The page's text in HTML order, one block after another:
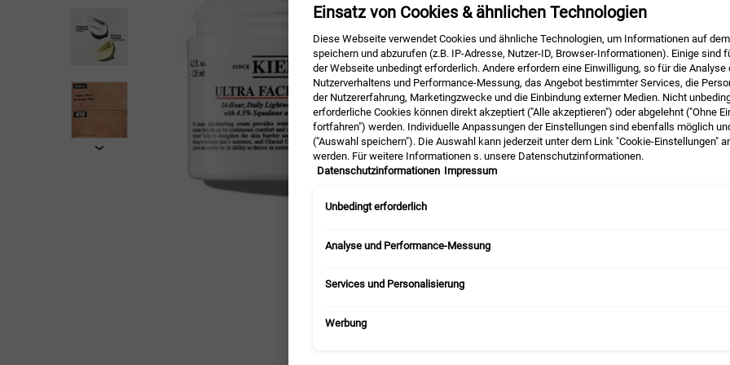
Maximum Hydration Duo - Bild
−
Anzahl
+
DIESES SET ENTHÄLT
Einsatz von Cookies & ähnlichen Technologien
Diese Webseite verwendet Cookies und ähnliche Technologien, um Informationen auf
speichern und abzurufen (z.B. IP-Adresse, Nutzer-ID, Browser-Informationen). Einige sind
der Webseite unbedingt erforderlich. Andere erfordern eine Einwilligung, so für die Analyse
Nutzerverhaltens und Performance-Messung, das Angebot bestimmter Services, die
der Nutzererfahrung, Marketingzwecke und die Einbindung externer Medien. Nicht
erforderliche Cookies können direkt akzeptiert ("Alle akzeptieren") oder abgelehnt ("Ohne
fortfahren") werden. Individuelle Anpassungen der Einstellungen sind ebenfalls möglich
("Auswahl speichern"). Die Auswahl kann jederzeit unter dem Link "Cookie-Einstellungen"
werden. Für weitere Informationen s. unsere Datenschutzinformationen.
Datenschutzinformationen Impressum
Unbedingt erforderlich
Analyse und Performance-Messung
Services und Personalisierung
Werbung